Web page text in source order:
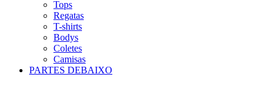
Tops
Regatas
T-shirts
Bodys
Coletes
Camisas
PARTES DEBAIXO